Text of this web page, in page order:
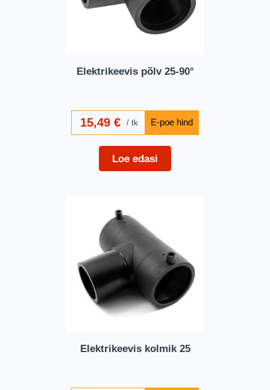
Elektrikeevis põlv 25-90°
15,49 € tk
Loe edasi
Elektrikeevis kolmik 25